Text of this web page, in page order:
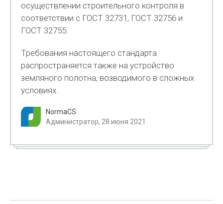
осуществлении строительного контроля в
соответствии с ГОСТ 32731, ГОСТ 32756 и
ГОСТ 32755.
Требования настоящего стандарта
распространяется также на устройство
земляного полотна, возводимого в сложных
условиях.
NormaCS
Администратор, 28 июня 2021